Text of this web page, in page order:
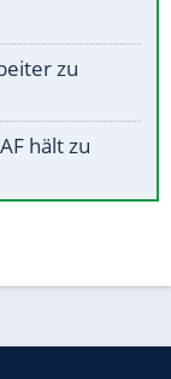
zu
hält zu